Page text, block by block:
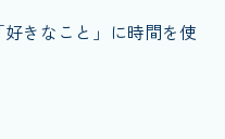
好きなこと」に時間を使